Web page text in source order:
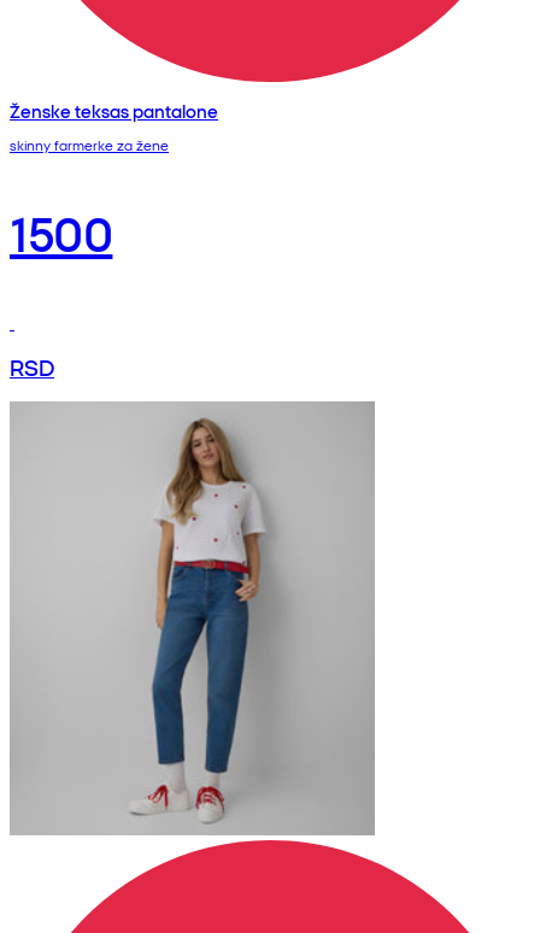
Ženske teksas pantalone
skinny farmerke za žene
1500
RSD